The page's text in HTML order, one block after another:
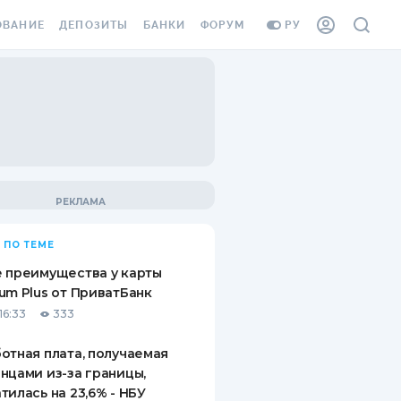
РУ
ВИНЬЕТКА
СОТРУДНИКОВ
ОТ
СЛУЧАЕВ
ДЕПОЗИТЫ
ВОПРОСЫ И ОТВЕТЫ
ПУТЕВОДИТЕЛИ ПО
БАНКИ ФОРУМ
ПО ТЕМЕ
преимущества у карты
Plus от ПриватБанк
333
плата, получаемая
из-за границы,
на 23,6% - НБУ